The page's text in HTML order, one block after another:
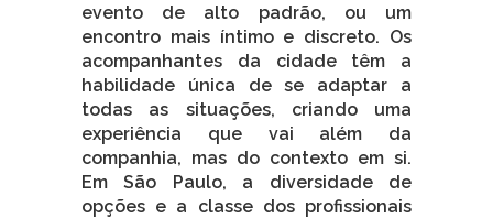
evento de alto padrão, ou um
encontro mais íntimo e discreto. Os
acompanhantes da cidade têm a
habilidade única de se adaptar a
todas as situações, criando uma
experiência que vai além da
companhia, mas do contexto em si.
Em São Paulo, a diversidade de
opções e a classe dos profissionais